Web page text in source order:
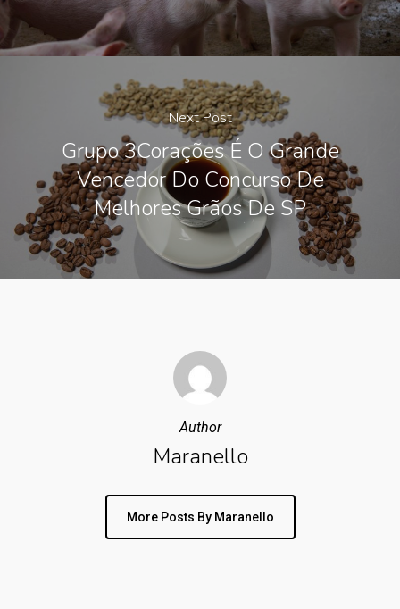
Next Post
Grupo 3Corações É O Grande
Vencedor Do Concurso De
Melhores Grãos De SP
Author
Maranello
More Posts By Maranello